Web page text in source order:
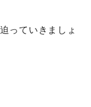
っていきましょ